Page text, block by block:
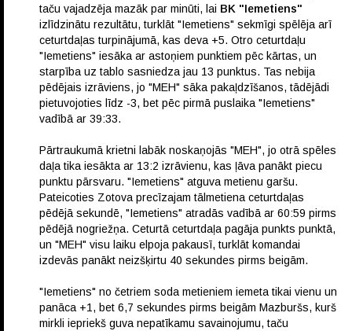
taču vajadzēja mazāk par minūti, lai BK "Iemetiens"
izlīdzinātu rezultātu, turklāt "Iemetiens" sekmīgi spēlēja arī
ceturtdaļas turpinājumā, kas deva +5. Otro ceturtdaļu
"Iemetiens" iesāka ar astoņiem punktiem pēc kārtas, un
starpība uz tablo sasniedza jau 13 punktus. Tas nebija
pēdējais izrāviens, jo "MEH" sāka pakaļdzīšanos, tādējādi
pietuvojoties līdz -3, bet pēc pirmā puslaika "Iemetiens"
vadībā ar 39:33.
Pārtraukumā krietni labāk noskaņojās "MEH", jo otrā spēles
daļa tika iesākta ar 13:2 izrāvienu, kas ļāva panākt piecu
punktu pārsvaru. "Iemetiens" atguva metienu garšu.
Pateicoties Zotova precīzajam tālmetiena ceturtdaļas
pēdējā sekundē, "Iemetiens" atradās vadībā ar 60:59 pirms
pēdējā nogriežņa. Ceturtā ceturtdaļa pagāja punkts punktā,
un "MEH" visu laiku elpoja pakausī, turklāt komandai
izdevās panākt neizšķirtu 40 sekundes pirms beigām.
"Iemetiens" no četriem soda metieniem iemeta tikai vienu un
panāca +1, bet 6,7 sekundes pirms beigām Mazburšs, kurš
mirkli iepriekš guva nepatīkamu savainojumu, taču